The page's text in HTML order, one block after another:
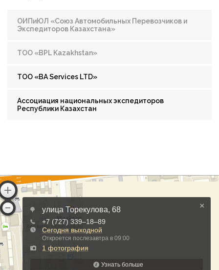
ОИПиЮЛ «Союз Автомобильных Перевозчиков и
Экспедиторов Казахстана»
ТОО «BPL Kazakhstan»
ТОО «BA Services LTD»
Ассоциация национальных экспедиторов
Республики Казахстан